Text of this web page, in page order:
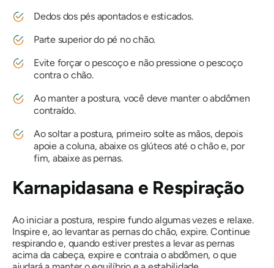
Dedos dos pés apontados e esticados.
Parte superior do pé no chão.
Evite forçar o pescoço e não pressione o pescoço
contra o chão.
Ao manter a postura, você deve manter o abdômen
contraído.
Ao soltar a postura, primeiro solte as mãos, depois
apoie a coluna, abaixe os glúteos até o chão e, por
fim, abaixe as pernas.
Karnapidasana e Respiração
Ao iniciar a postura, respire fundo algumas vezes e relaxe.
Inspire e, ao levantar as pernas do chão, expire. Continue
respirando e, quando estiver prestes a levar as pernas
acima da cabeça, expire e contraia o abdômen, o que